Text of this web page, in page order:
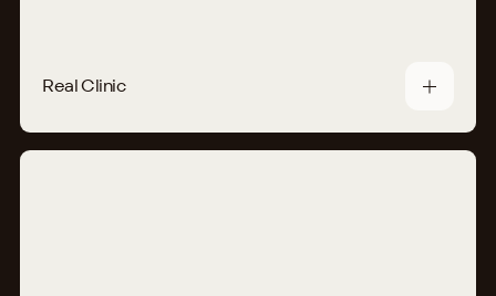
Real Clinic